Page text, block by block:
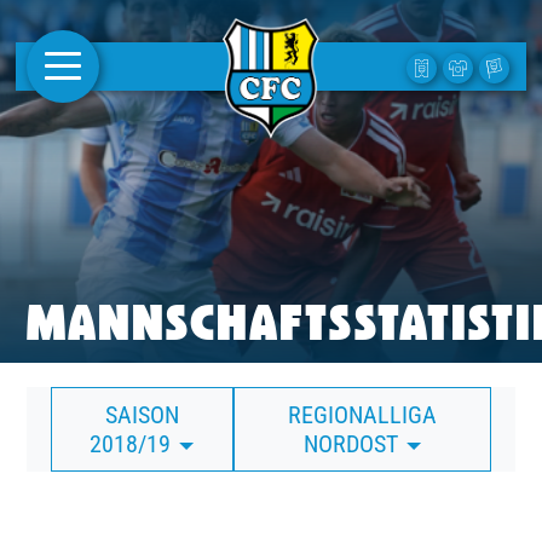
AKTUELLES
1. MANNSCHAFT
FRAUEN
CAMPUS
CLUB
CLUBMITGLIEDSCHAFT
BUSINESS
SAISON
2018/19
REGIONALLIGA
NORDOST